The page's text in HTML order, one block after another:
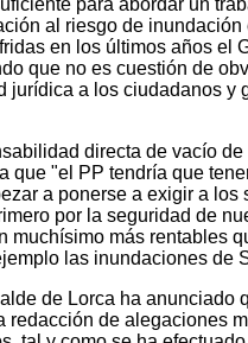
para abordar un
al riesgo de
en los últimos años el
que no es cuestión de
jurídica a los ciudadanos y
directa de vacío
que "el PP tendría que
a ponerse a exigir a
por la seguridad de
muchísimo más rentables
las inundaciones de
de Lorca ha anunciado
redacción de alegaciones